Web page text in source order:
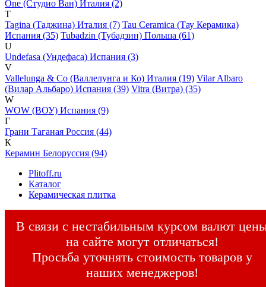
One (Студио Ван) Италия (2)
T
Tagina (Таджина) Италия (7) Tau Ceramica (Тау Керамика)
Испания (35) Tubadzin (Тубадзин) Польша (61)
U
Undefasa (Ундефаса) Испания (3)
V
Vallelunga & Co (Валлелунга и Ко) Италия (19) Vilar Albaro
(Вилар Альбаро) Испания (39) Vitra (Витра) (35)
W
WOW (ВОУ) Испания (9)
Г
Грани Таганая Россия (44)
К
Керамин Белоруссия (94)
Plitoff.ru
Каталог
Керамическая плитка
В связи с нестабильным курсом валют
на сайте могут отличаться!
Просьба уточнять стоимость товаров у
наших менеджеров!